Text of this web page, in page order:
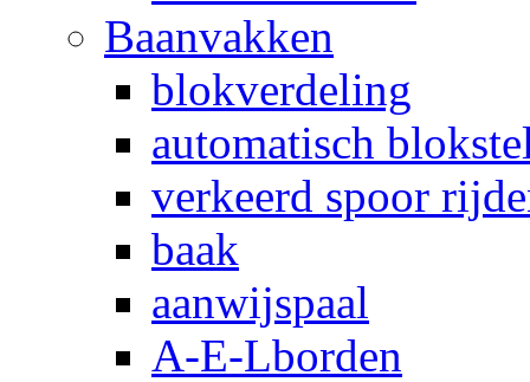
Baanvakken
blokverdeling
automatisch
verkeerd spoor
baak
aanwijspaal
A-E-Lborden